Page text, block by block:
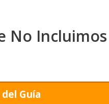
No Incluimos
Guía